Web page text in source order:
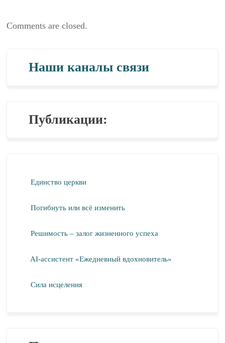
Comments are closed.
Наши каналы связи
Публикации:
Единство церкви
Погибнуть или всё изменить
Решимость – залог жизненного успеха
AI-ассистент «Ежедневный вдохновитель»
Сила исцеления